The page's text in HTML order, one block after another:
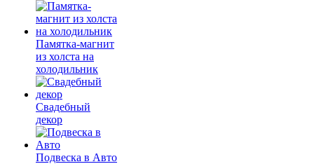
Памятка-магнит
из холста на
холодильник
Свадебный
декор
Подвеска в Авто